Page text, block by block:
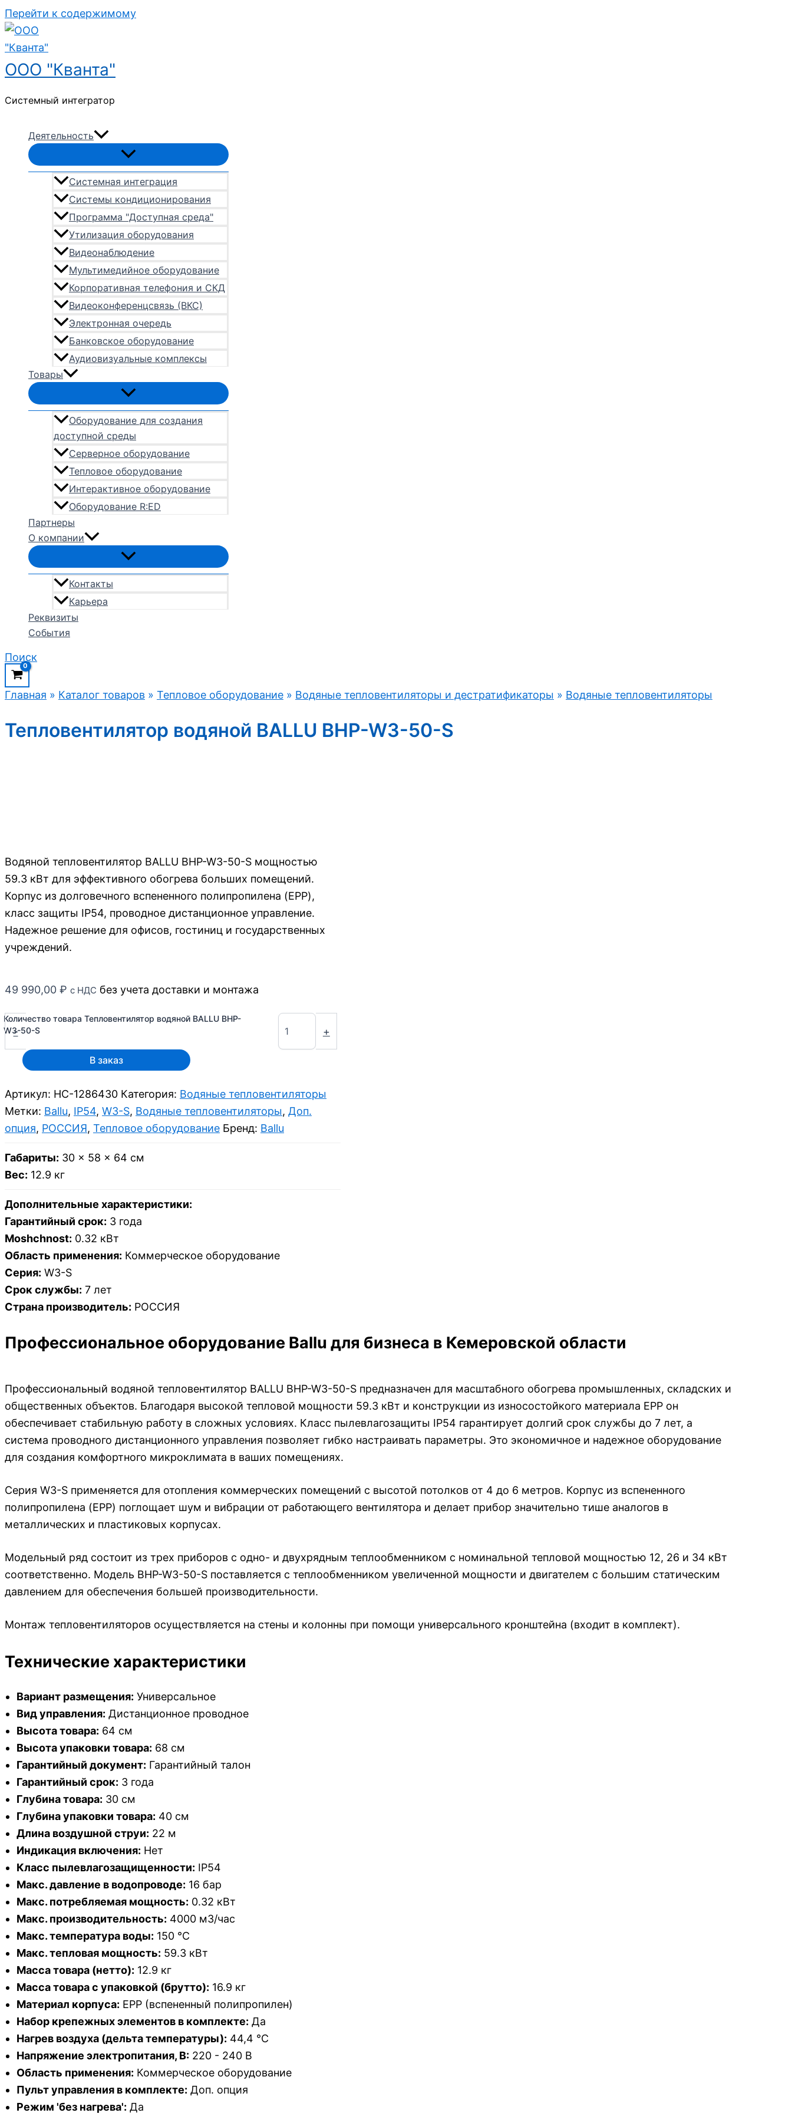
Перейти к содержимому
ООО "Кванта"
Системный интегратор
Деятельность
Системная интеграция
Системы кондиционирования
Программа "Доступная среда"
Утилизация оборудования
Видеонаблюдение
Мультимедийное оборудование
Корпоративная телефония и СКД
Видеоконференцсвязь (ВКС)
Электронная очередь
Банковское оборудование
Аудиовизуальные комплексы
Товары
Оборудование для создания
доступной среды
Серверное оборудование
Тепловое оборудование
Интерактивное оборудование
Оборудование R:ED
Партнеры
О компании
Контакты
Карьера
Реквизиты
События
Поиск
Главная » Каталог товаров » Тепловое оборудование » Водяные тепловентиляторы и дестратификаторы » Водяные тепловентиляторы
Тепловентилятор водяной BALLU BHP-W3-50-S
Водяной тепловентилятор BALLU BHP-W3-50-S мощностью
59.3 кВт для эффективного обогрева больших помещений.
Корпус из долговечного вспененного полипропилена (EPP),
класс защиты IP54, проводное дистанционное управление.
Надежное решение для офисов, гостиниц и государственных
учреждений.
49 990,00 ₽ с НДС без учета доставки и монтажа
-
Количество товара Тепловентилятор водяной BALLU BHP-
W3-50-S
+
В заказ
Артикул: НС-1286430 Категория: Водяные тепловентиляторы
Метки: Ballu, IP54, W3-S, Водяные тепловентиляторы, Доп.
опция, РОССИЯ, Тепловое оборудование Бренд: Ballu
Габариты: 30 × 58 × 64 см
Вес: 12.9 кг
Дополнительные характеристики:
Гарантийный срок: 3 года
Moshchnost: 0.32 кВт
Область применения: Коммерческое оборудование
Серия: W3-S
Срок службы: 7 лет
Страна производитель: РОССИЯ
Профессиональное оборудование Ballu для бизнеса в Кемеровской области
Профессиональный водяной тепловентилятор BALLU BHP-W3-50-S предназначен для масштабного обогрева промышленных, складских и
общественных объектов. Благодаря высокой тепловой мощности 59.3 кВт и конструкции из износостойкого материала EPP он
обеспечивает стабильную работу в сложных условиях. Класс пылевлагозащиты IP54 гарантирует долгий срок службы до 7 лет, а
система проводного дистанционного управления позволяет гибко настраивать параметры. Это экономичное и надежное оборудование
для создания комфортного микроклимата в ваших помещениях.
Серия W3-S применяется для отопления коммерческих помещений с высотой потолков от 4 до 6 метров. Корпус из вспененного
полипропилена (EPP) поглощает шум и вибрации от работающего вентилятора и делает прибор значительно тише аналогов в
металлических и пластиковых корпусах.
Модельный ряд состоит из трех приборов с одно- и двухрядным теплообменником с номинальной тепловой мощностью 12, 26 и 34 кВт
соответственно. Модель BHP-W3-50-S поставляется с теплообменником увеличенной мощности и двигателем с большим статическим
давлением для обеспечения большей производительности.
Монтаж тепловентиляторов осуществляется на стены и колонны при помощи универсального кронштейна (входит в комплект).
Технические характеристики
Вариант размещения: Универсальное
Вид управления: Дистанционное проводное
Высота товара: 64 см
Высота упаковки товара: 68 см
Гарантийный документ: Гарантийный талон
Гарантийный срок: 3 года
Глубина товара: 30 см
Глубина упаковки товара: 40 см
Длина воздушной струи: 22 м
Индикация включения: Нет
Класс пылевлагозащищенности: IP54
Макс. давление в водопроводе: 16 бар
Макс. потребляемая мощность: 0.32 кВт
Макс. производительность: 4000 м3/час
Макс. температура воды: 150 °С
Макс. тепловая мощность: 59.3 кВт
Масса товара (нетто): 12.9 кг
Масса товара с упаковкой (брутто): 16.9 кг
Материал корпуса: EPP (вспененный полипропилен)
Набор крепежных элементов в комплекте: Да
Нагрев воздуха (дельта температуры): 44,4 °С
Напряжение электропитания, В: 220 - 240 В
Область применения: Коммерческое оборудование
Пульт управления в комплекте: Доп. опция
Режим 'без нагрева': Да